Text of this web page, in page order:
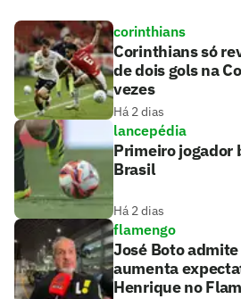
corinthians
Corinthians só
de dois gols na
vezes
Há 2 dias
lancepédia
Primeiro jogador
Brasil
Há 2 dias
flamengo
José Boto
aumenta
Henrique no